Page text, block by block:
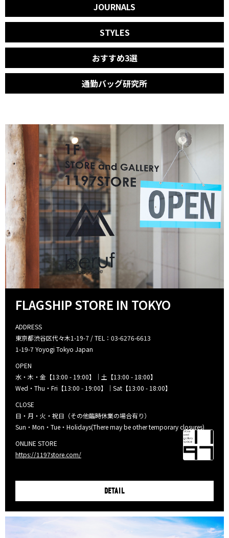
JOURNALS
STYLES
おすすめ3選
通勤バッグ研究所
FLAGSHIP STORE IN TOKYO
ADDRESS
東京都渋谷区代々木1-19-7 / TEL：03-6276-6613
1-19-7 Yoyogi Tokyo Japan
OPEN
水・木・金【13:00 - 19:00】｜土【13:00 - 18:00】
Wed・Thu・Fri【13:00 - 19:00】｜Sat【13:00 - 18:00】
CLOSE
日・月・火・祝日（その他臨時休業の場合有り）
Sun・Mon・Tue・Holidays(There may be other temporary closures)
ONLINE STORE
https://1197store.com/
DETAIL